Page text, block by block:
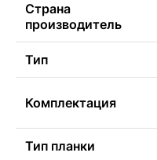
Страна
производитель
Тип
Комплектация
Тип планки